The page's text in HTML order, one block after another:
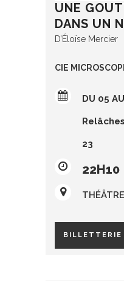
UNE
DANS UN
D’Éloïse Mercier
CIE
DU 05
23
22H10
BILLETTERIE